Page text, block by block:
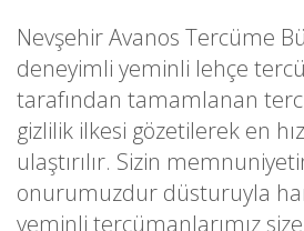
Nevşehir Avanos Tercüme
deneyimli yeminli lehçe
tarafından tamamlanan
gizlilik ilkesi gözetilerek en
ulaştırılır. Sizin
onurumuzdur düsturuyla
yeminli tercümanlarımız